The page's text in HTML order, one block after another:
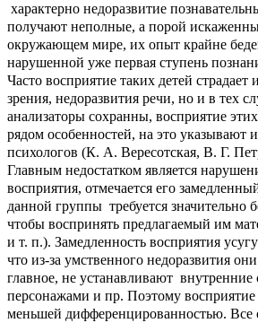
характерно недоразвитие
получают неполные, а порой
окружающем мире, их опыт крайне
нарушенной уже первая ступень
Часто восприятие таких детей страдает
зрения, недоразвития речи, но и в тех
анализаторы сохранны, восприятие
рядом особенностей, на это указывают
психологов (К. А. Вересотская, В. Г.
Главным недостатком является
восприятия, отмечается его
данной группы требуется значительно
чтобы воспринять предлагаемый им
и т. п.). Замедленность восприятия
что из-за умственного недоразвития
главное, не устанавливают внутренние
персонажами и пр. Поэтому восприятие
меньшей дифференцированностью. Все